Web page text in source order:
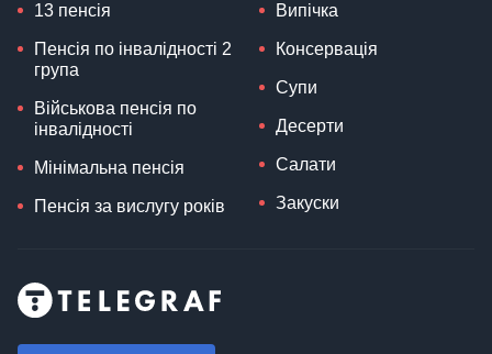
13 пенсія
Пенсія по інвалідності 2
група
Військова пенсія по
інвалідності
Мінімальна пенсія
Пенсія за вислугу років
Випічка
Консервація
Супи
Десерти
Салати
Закуски